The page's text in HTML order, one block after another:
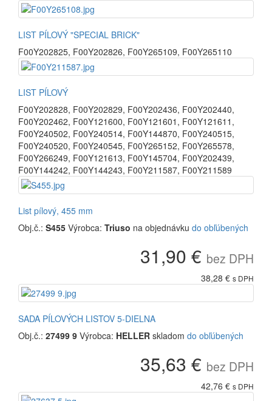
LIST PÍLOVÝ "SPECIAL BRICK"
F00Y202825, F00Y202826, F00Y265109, F00Y265110
LIST PÍLOVÝ
F00Y202828, F00Y202829, F00Y202436, F00Y202440,
F00Y202462, F00Y121600, F00Y121601 , F00Y121611 ,
F00Y240502, F00Y240514, F00Y144870, F00Y240515,
F00Y240520, F00Y240545, F00Y265152, F00Y265578,
F00Y266249, F00Y121613, F00Y145704, F00Y202439,
F00Y144242, F00Y144243, F00Y211587, F00Y211589
List pílový, 455 mm
Obj.č.: S455 Výrobca: Triuso na objednávku do obľúbených
31,90 € bez DPH
38,28 € s DPH
SADA PÍLOVÝCH LISTOV 5-DIELNA
Obj.č.: 27499 9 Výrobca: HELLER skladom do obľúbených
35,63 € bez DPH
42,76 € s DPH